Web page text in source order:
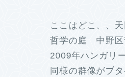
ここはどこ、、
哲学の庭 中野
2009年ハンガリ
同様の群像がブ